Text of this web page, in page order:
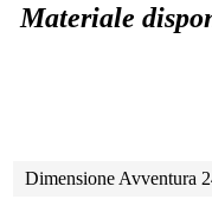
Materiale
Dimensione Avventura